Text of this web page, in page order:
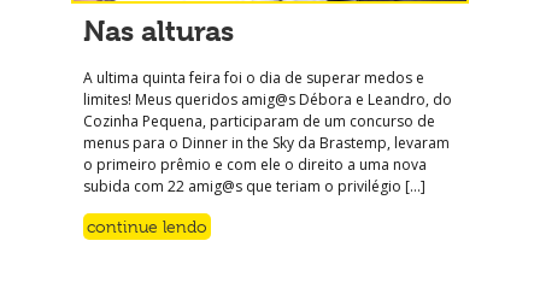
Nas alturas
A ultima quinta feira foi o dia de superar medos e
limites! Meus queridos amig@s Débora e Leandro, do
Cozinha Pequena, participaram de um concurso de
menus para o Dinner in the Sky da Brastemp, levaram
o primeiro prêmio e com ele o direito a uma nova
subida com 22 amig@s que teriam o privilégio […]
continue lendo